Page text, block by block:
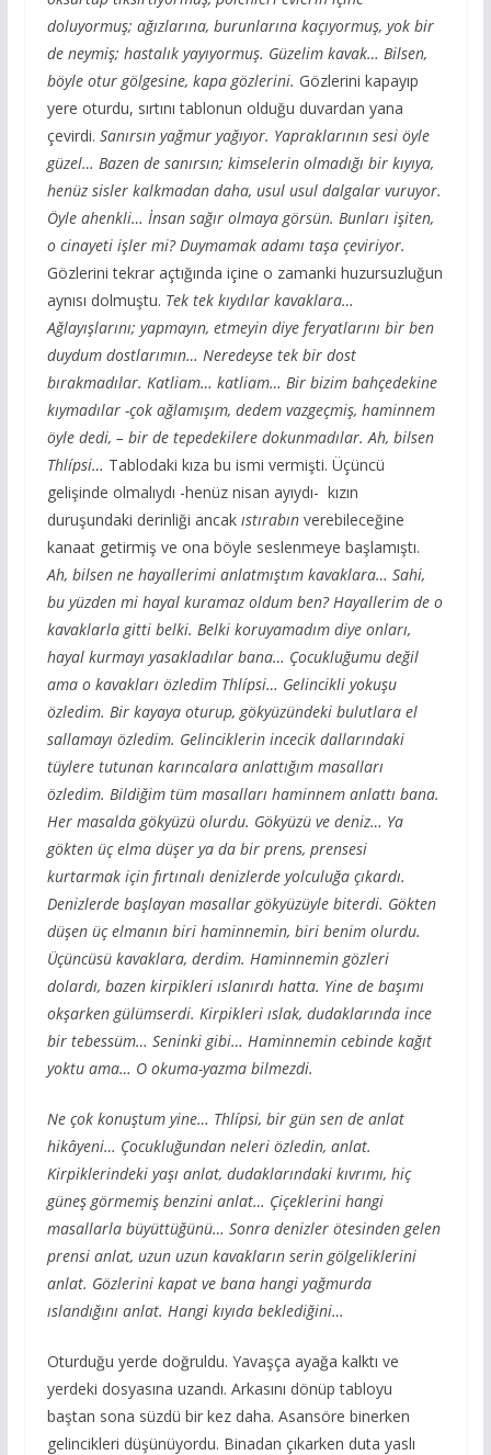
doluyormuş; ağızlarına, burunlarına kaçıyormuş, yok bir
de neymiş; hastalık yayıyormuş. Güzelim kavak… Bilsen,
böyle otur gölgesine, kapa gözlerini. Gözlerini kapayıp
yere oturdu, sırtını tablonun olduğu duvardan yana
çevirdi. Sanırsın yağmur yağıyor. Yapraklarının sesi öyle
güzel… Bazen de sanırsın; kimselerin olmadığı bir kıyıya,
henüz sisler kalkmadan daha, usul usul dalgalar vuruyor.
Öyle ahenkli… İnsan sağır olmaya görsün. Bunları işiten,
o cinayeti işler mi? Duymamak adamı taşa çeviriyor.
Gözlerini tekrar açtığında içine o zamanki huzursuzluğun
aynısı dolmuştu. Tek tek kıydılar kavaklara…
Ağlayışlarını; yapmayın, etmeyin diye feryatlarını bir ben
duydum dostlarımın… Neredeyse tek bir dost
bırakmadılar. Katliam… katliam… Bir bizim bahçedekine
kıymadılar -çok ağlamışım, dedem vazgeçmiş, haminnem
öyle dedi, – bir de tepedekilere dokunmadılar. Ah, bilsen
Thlípsi… Tablodaki kıza bu ismi vermişti. Üçüncü
gelişinde olmalıydı -henüz nisan ayıydı- kızın
duruşundaki derinliği ancak ıstırabın verebileceğine
kanaat getirmiş ve ona böyle seslenmeye başlamıştı.
Ah, bilsen ne hayallerimi anlatmıştım kavaklara… Sahi,
bu yüzden mi hayal kuramaz oldum ben? Hayallerim de o
kavaklarla gitti belki. Belki koruyamadım diye onları,
hayal kurmayı yasakladılar bana… Çocukluğumu değil
ama o kavakları özledim Thlípsi… Gelincikli yokuşu
özledim. Bir kayaya oturup, gökyüzündeki bulutlara el
sallamayı özledim. Gelinciklerin incecik dallarındaki
tüylere tutunan karıncalara anlattığım masalları
özledim. Bildiğim tüm masalları haminnem anlattı bana.
Her masalda gökyüzü olurdu. Gökyüzü ve deniz… Ya
gökten üç elma düşer ya da bir prens, prensesi
kurtarmak için fırtınalı denizlerde yolculuğa çıkardı.
Denizlerde başlayan masallar gökyüzüyle biterdi. Gökten
düşen üç elmanın biri haminnemin, biri benim olurdu.
Üçüncüsü kavaklara, derdim. Haminnemin gözleri
dolardı, bazen kirpikleri ıslanırdı hatta. Yine de başımı
okşarken gülümserdi. Kirpikleri ıslak, dudaklarında ince
bir tebessüm… Seninki gibi… Haminnemin cebinde kağıt
yoktu ama… O okuma-yazma bilmezdi.
Ne çok konuştum yine… Thlípsi, bir gün sen de anlat
hikâyeni… Çocukluğundan neleri özledin, anlat.
Kirpiklerindeki yaşı anlat, dudaklarındaki kıvrımı, hiç
güneş görmemiş benzini anlat… Çiçeklerini hangi
masallarla büyüttüğünü… Sonra denizler ötesinden gelen
prensi anlat, uzun uzun kavakların serin gölgeliklerini
anlat. Gözlerini kapat ve bana hangi yağmurda
ıslandığını anlat. Hangi kıyıda beklediğini…
Oturduğu yerde doğruldu. Yavaşça ayağa kalktı ve
yerdeki dosyasına uzandı. Arkasını dönüp tabloyu
baştan sona süzdü bir kez daha. Asansöre binerken
gelincikleri düşünüyordu. Binadan çıkarken duta yaslı